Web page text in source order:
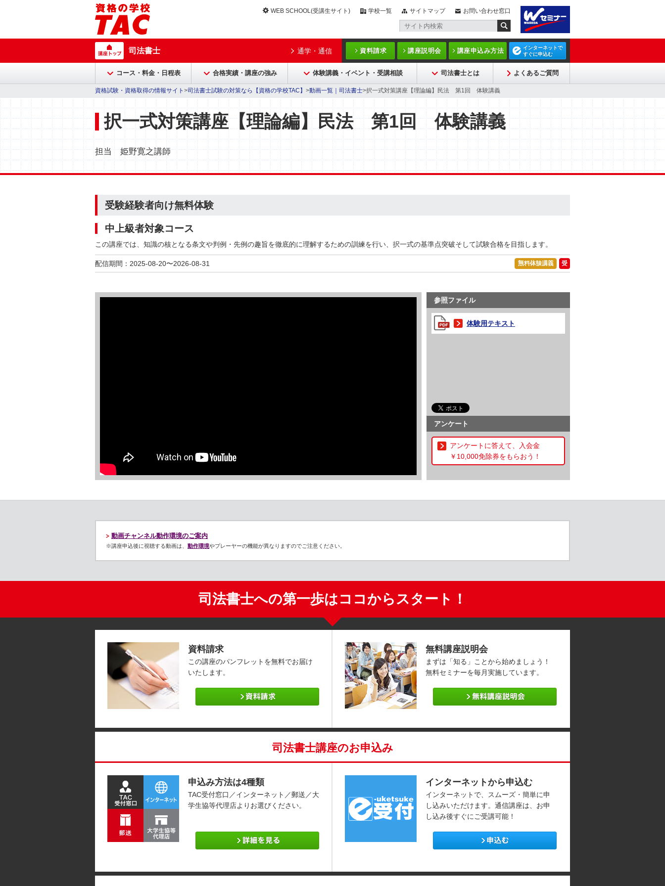
WEB SCHOOL(受講生サイト) 学校一覧 サイトマップ お問い合わせ窓口
司法書士 通学・通信 資料請求 講座説明会 講座申込み方法
インターネットで
すぐに申込む
コース・料金・日程表 合格実績・講座の強み 体験講義・イベント・受講相談 司法書士とは よくあるご質問
資格試験・資格取得の情報サイト >司法書士試験の対策なら【資格の学校TAC】 >動画一覧｜司法書士>択一式対策講座【理論編】民法 第1回 体験講義
択一式対策講座【理論編】民法 第1回 体験講義
担当 姫野寛之講師
受験経験者向け無料体験
中上級者対象コース
この講座では、知識の核となる条文や判例・先例の趣旨を徹底的に理解するための訓練を行い、択一式の基準点突破そして試験合格を目指します。
配信期間：2025-08-20〜2026-08-31
参照ファイル
体験用テキスト
アンケート
アンケートに答えて、入会金
￥10,000免除券をもらおう！
動画チャンネル動作環境のご案内
※講座申込後に視聴する動画は、 動作環境やプレーヤーの機能が異なりますのでご注意ください。
司法書士への第一歩はココからスタート！
資料請求
この講座のパンフレットを無料でお届け
いたします。
無料講座説明会
まずは「知る」ことから始めましょう！
無料セミナーを毎月実施しています。
司法書士講座のお申込み
申込み方法は4種類
TAC受付窓口／インターネット／郵送／大
学生協等代理店よりお選びください。
インターネットから申込む
インターネットで、スムーズ・簡単に申
し込みいただけます。通信講座は、お申
し込み後すぐにご受講可能！